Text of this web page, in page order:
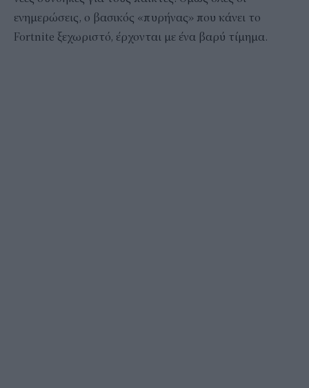
ενημερώσεις, ο βασικός «πυρήνας» που κάνει το
Fortnite ξεχωριστό, έρχονται με ένα βαρύ τίμημα.